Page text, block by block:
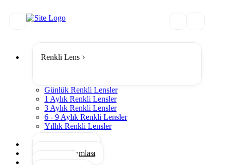
Renkli Lens
Günlük Renkli Lensler
1 Aylık Renkli Lensler
3 Aylık Renkli Lensler
6 - 9 Aylık Renkli Lensler
Yıllık Renkli Lensler
Gözyaşı Damlası